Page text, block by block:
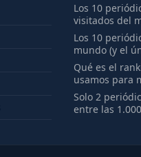
Los 10
visitados del
españoles)
Los 10
mundo (y el
Qué es el
usamos para
Solo 2
entre las